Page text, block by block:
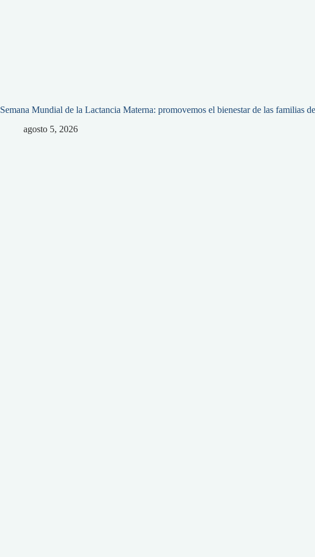
Semana Mundial de la Lactancia Materna: promovemos el bienestar de las familias
agosto 5, 2026